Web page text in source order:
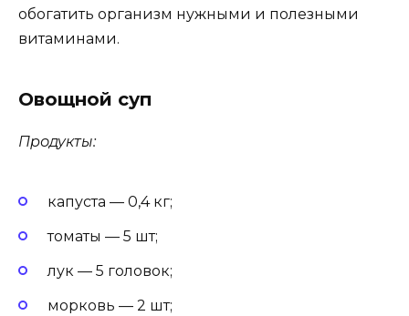
обогатить организм нужными и полезными
витаминами.
Овощной суп
Продукты:
капуста — 0,4 кг;
томаты — 5 шт;
лук — 5 головок;
морковь — 2 шт;